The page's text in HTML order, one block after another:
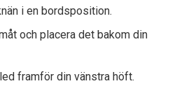
i en bordsposition.
och placera det bakom din
framför din vänstra höft.